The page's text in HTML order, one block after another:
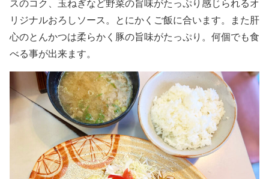
スのコク、玉ねぎなど野菜の旨味がたっぷり感じられるオ
リジナルおろしソース。とにかくご飯に合います。また肝
心のとんかつは柔らかく豚の旨味がたっぷり。何個でも食
べる事が出来ます。